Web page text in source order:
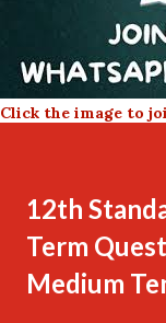
Click the image to
12th
Term
Medium